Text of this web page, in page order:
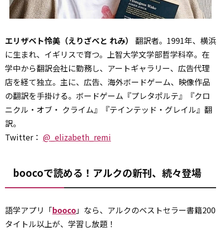
エリザベト怜美（えりざべと れみ）
翻訳者。1991年、横浜
に生まれ、イギリスで育つ。上智大学文学部哲学科卒。在
学中から翻訳会社に勤務し、アートギャラリー、広告代理
店を経て独立。主に、広告、海外ボードゲーム、映像作品
の翻訳を手掛ける。ボードゲーム『プレタポルテ』『クロ
ニクル・オブ・ クライム』『テインテッド・グレイル』翻
訳。
Twitter： @_elizabeth_remi
boocoで読める！アルクの新刊、続々登場
語学アプリ「booco」なら、アルクのベストセラー書籍200
タイトル以上が、学習し放題！